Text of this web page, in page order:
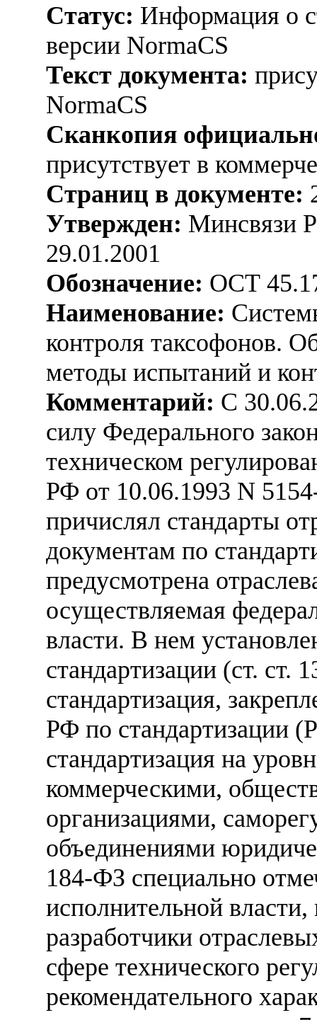
Статус: Информация о
версии NormaCS
Текст документа:
NormaCS
Сканкопия
присутствует в
Страниц в документе:
Утвержден: Минсвязи
29.01.2001
Обозначение: ОСТ
Наименование:
контроля таксофонов.
методы испытаний и
Комментарий: С
силу Федерального
техническом
РФ от 10.06.1993 N
причислял стандарты
документам по
предусмотрена
осуществляемая
власти. В нем
стандартизации (ст. ст.
стандартизация,
РФ по стандартизации
стандартизация на
коммерческими,
организациями,
объединениями
184-ФЗ специально
исполнительной
разработчики
сфере технического
рекомендательного